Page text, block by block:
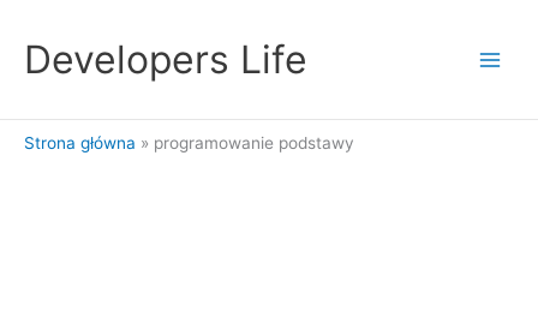
treściDevelopers Life
Strona główna programowanie podstawy